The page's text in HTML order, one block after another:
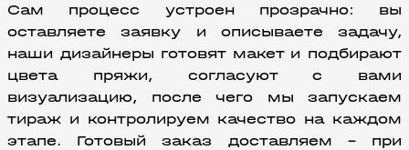
Сам процесс устроен прозрачно: вы
оставляете заявку и описываете задачу,
наши дизайнеры готовят макет и подбирают
цвета пряжи, согласуют с вами
визуализацию, после чего мы запускаем
тираж и контролируем качество на каждом
этапе. Готовый заказ доставляем – при